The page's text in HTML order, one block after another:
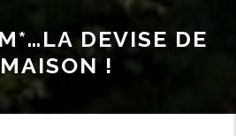
DEVISE DE
!